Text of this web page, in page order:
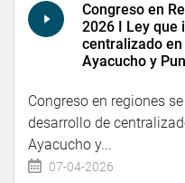
Congreso en
2026 I Ley que
centralizado
Ayacucho y
Congreso en regiones
desarrollo de
Ayacucho y...
07-04-2026